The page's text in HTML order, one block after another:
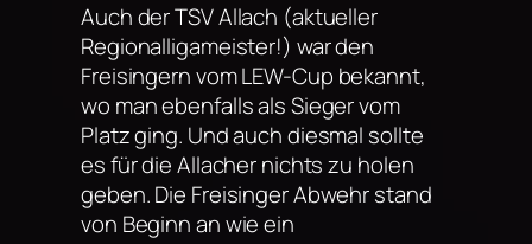
Auch der TSV Allach (aktueller
Regionalligameister!) war den
Freisingern vom LEW-Cup bekannt,
wo man ebenfalls als Sieger vom
Platz ging. Und auch diesmal sollte
es für die Allacher nichts zu holen
geben. Die Freisinger Abwehr stand
von Beginn an wie ein